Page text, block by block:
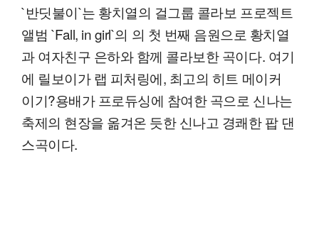
`반딧불이`는 황치열의 걸그룹 콜라보 프로젝트
앨범 `Fall, in girl`의 의 첫 번째 음원으로 황치열
과 여자친구 은하와 함께 콜라보한 곡이다. 여기
에 릴보이가 랩 피처링에, 최고의 히트 메이커
이기?용배가 프로듀싱에 참여한 곡으로 신나는
축제의 현장을 옮겨온 듯한 신나고 경쾌한 팝 댄
스곡이다.